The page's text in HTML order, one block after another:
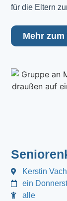
für die Eltern
Mehr
Kerstin
ein
alle